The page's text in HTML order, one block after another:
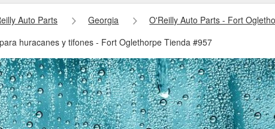
Auto Parts Georgia
O'Reilly Auto Parts - Fort
huracanes y tifones - Fort Oglethorpe Tienda #957